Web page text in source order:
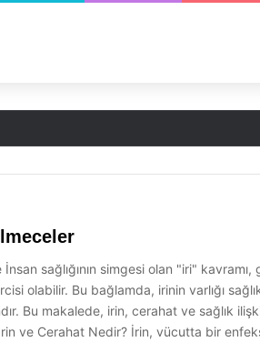
sağlığının simgesi olan "iri"
olabilir. Bu bağlamda, irinin varlığı
Bu makalede, irin, cerahat ve sağlık
ve Cerahat Nedir? İrin, vücutta bir